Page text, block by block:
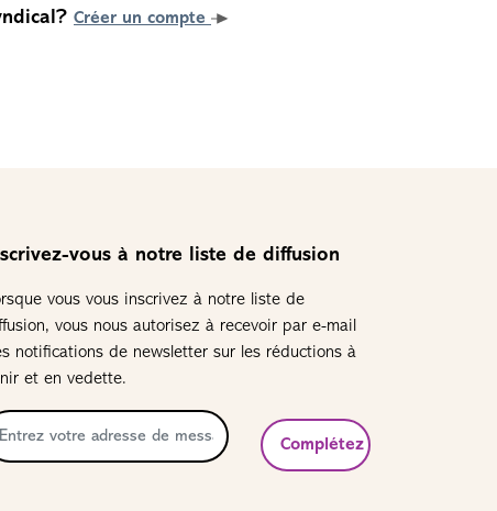
Créer un compte
vous à notre liste de diffusion
vous vous inscrivez à notre liste de
vous nous autorisez à recevoir par e-mail
notifications de newsletter sur les réductions à
et en vedette.
Complétez